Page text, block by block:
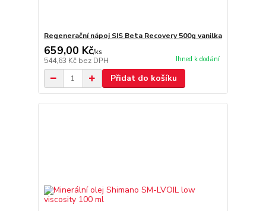
Regenerační nápoj SIS Beta Recovery 500g vanilka
659,00 Kč/ks
544,63 Kč bez DPH Ihned k dodání
Přidat do košíku